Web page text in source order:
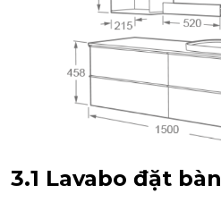
3.1 Lavabo đặt bàn